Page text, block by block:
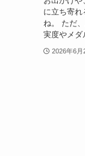
に立ち寄れ
ね。 ただ
実度やメダ
2026年6月